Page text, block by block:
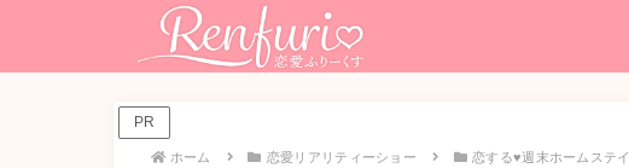
PR
ホーム 恋愛リアリティーショー 恋する♥週末ホームステイ